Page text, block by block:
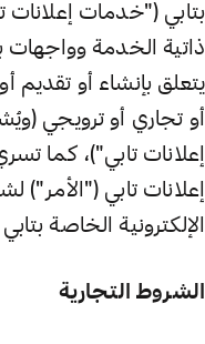
بتابي ("خدمات إعلانات
ذاتية الخدمة وواجهات
يتعلق بإنشاء أو
أو تجاري أو ترويجي
إعلانات تابي")، كما
إعلانات تابي ("الأمر")
الإلكترونية الخاصة
الشروط التجارية